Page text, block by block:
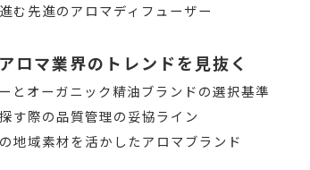
む先進のアロマディフューザー
ロマ業界のトレンドを見抜く
とオーガニック精油ブランドの選択基準
す際の品質管理の妥協ライン
地域素材を活かしたアロマブランド